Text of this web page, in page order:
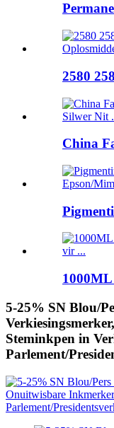
2580
China
5-25% SN Blou/
Steminkpen in
Parlement/